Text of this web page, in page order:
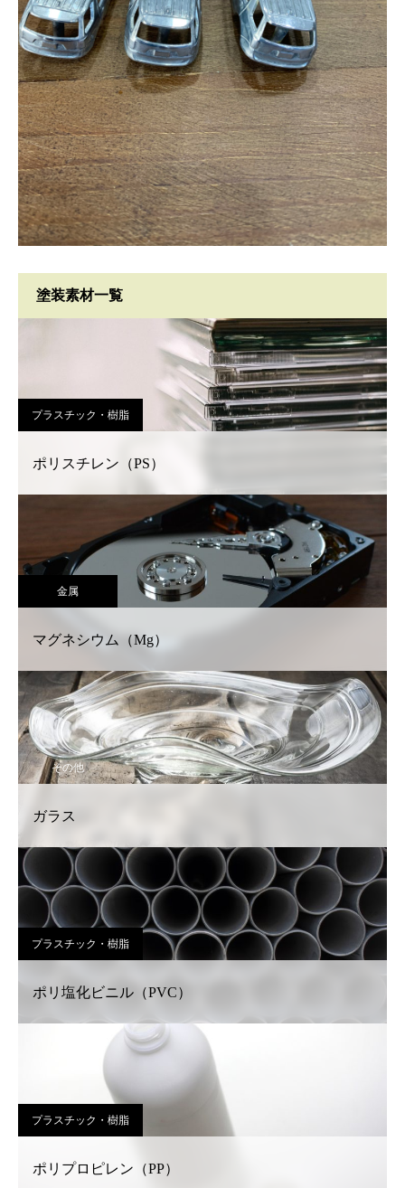
塗装素材一覧
プラスチック・樹脂
ポリスチレン（PS）
金属
マグネシウム（Mg）
その他
ガラス
プラスチック・樹脂
ポリ塩化ビニル（PVC）
プラスチック・樹脂
ポリプロピレン（PP）